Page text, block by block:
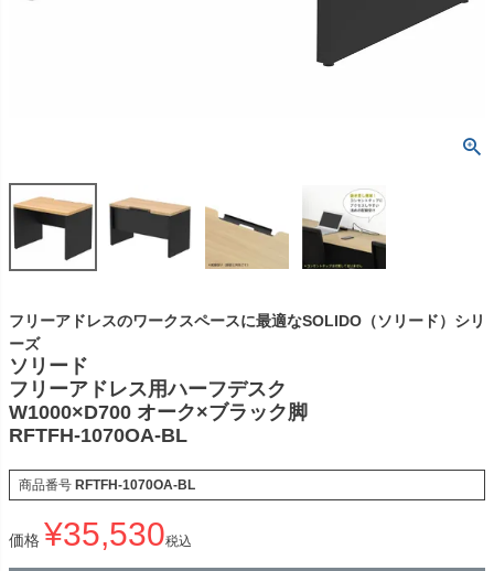
フリーアドレスのワークスペースに最適なSOLIDO（ソリード）シリ
ーズ
ソリード
フリーアドレス用ハーフデスク
W1000×D700 オーク×ブラック脚
RFTFH-1070OA-BL
商品番号 RFTFH-1070OA-BL
価格 ¥35,530税込